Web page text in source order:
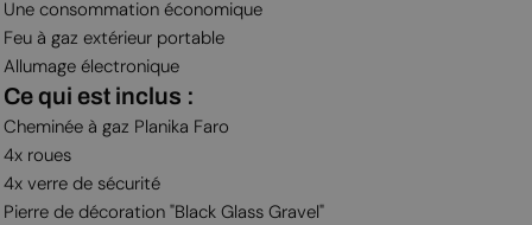
Une consommation économique
Feu à gaz extérieur portable
Allumage électronique
Ce qui est inclus :
Cheminée à gaz Planika Faro
4x roues
4x verre de sécurité
Pierre de décoration "Black Glass Gravel"